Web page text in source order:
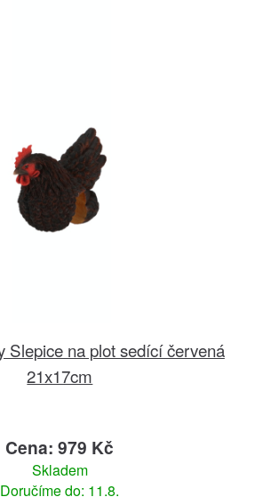
Slepice na plot sedící červená
21x17cm
Cena: 979 Kč
Skladem
Doručíme do: 11.8.